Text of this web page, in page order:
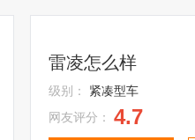
雷凌怎么样
级别： 紧凑型车
网友评分： 4.7